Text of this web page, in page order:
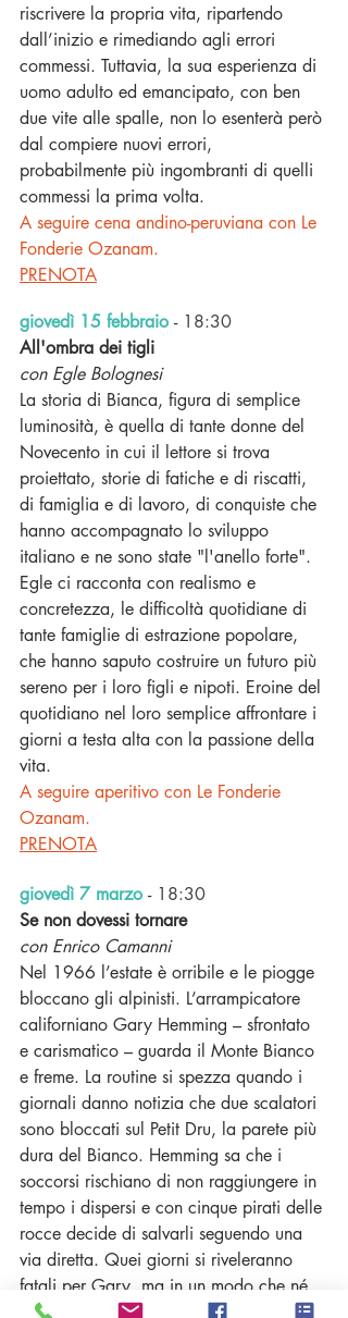
riscrivere la propria vita, ripartendo
dall’inizio e rimediando agli errori
commessi. Tuttavia, la sua esperienza di
uomo adulto ed emancipato, con ben
due vite alle spalle, non lo esenterà però
dal compiere nuovi errori,
probabilmente più ingombranti di quelli
commessi la prima volta.
A seguire cena andino-peruviana con Le
Fonderie Ozanam.
PRENOTA
giovedì 15 febbraio - 18:30
All'ombra dei tigli
con Egle Bolognesi
La storia di Bianca, figura di semplice
luminosità, è quella di tante donne del
Novecento in cui il lettore si trova
proiettato, storie di fatiche e di riscatti,
di famiglia e di lavoro, di conquiste che
hanno accompagnato lo sviluppo
italiano e ne sono state "l'anello forte".
Egle ci racconta con realismo e
concretezza, le difficoltà quotidiane di
tante famiglie di estrazione popolare,
che hanno saputo costruire un futuro più
sereno per i loro figli e nipoti. Eroine del
quotidiano nel loro semplice affrontare i
giorni a testa alta con la passione della
vita.
A seguire aperitivo con Le Fonderie
Ozanam.
PRENOTA
giovedì 7 marzo - 18:30
Se non dovessi tornare
con Enrico Camanni
Nel 1966 l’estate è orribile e le piogge
bloccano gli alpinisti. L’arrampicatore
californiano Gary Hemming – sfrontato
e carismatico – guarda il Monte Bianco
e freme. La routine si spezza quando i
giornali danno notizia che due scalatori
sono bloccati sul Petit Dru, la parete più
dura del Bianco. Hemming sa che i
soccorsi rischiano di non raggiungere in
tempo i dispersi e con cinque pirati delle
rocce decide di salvarli seguendo una
via diretta. Quei giorni si riveleranno
fatali per Gary, ma in un modo che né
lui né i suoi amici o i suoi amori